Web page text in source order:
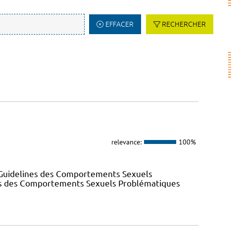
EFFACER RECHERCHER
relevance: 100%
des Comportements Sexuels
Comportements Sexuels Problématiques